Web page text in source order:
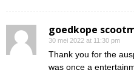
goedkope
30 mei 2022 at 11:30 pm
Thank you for the
was once a